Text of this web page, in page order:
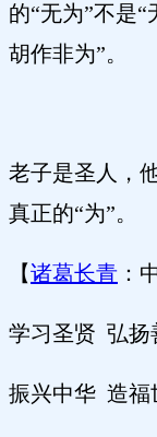
的“无为”不是
胡作非为”。
老子是圣人，
真正的“为”。
【诸葛长青 ：
学习圣贤 弘扬
振兴中华 造福